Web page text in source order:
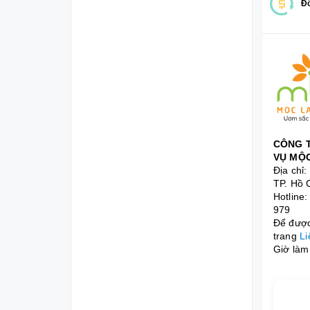
CÔNG
VỤ
Địa chỉ:
TP. Hồ
Hotline:
979
Để
trang
Giờ